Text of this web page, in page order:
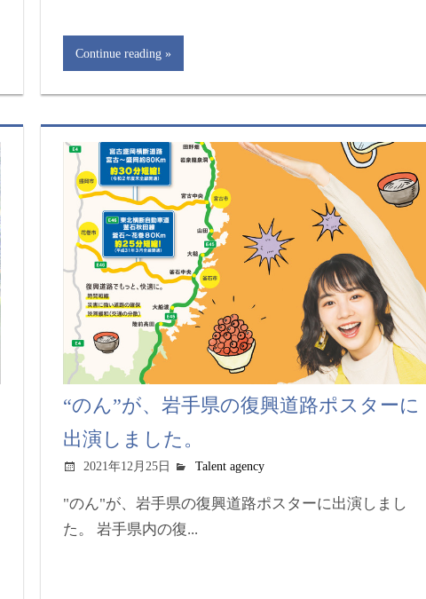
Continue reading
“のん”が、岩手県の復興道路ポスターに
出演しました。
2021年12月25日 Talent agency
"のん"が、岩手県の復興道路ポスターに出演しまし
た。 岩手県内の復...